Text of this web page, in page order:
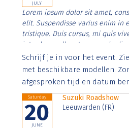
JULY
Lorem ipsum dolor sit amet,
elit. Suspendisse varius enim in
tristique. Duis cursus, mi quis
interdum nulla, ut commodo
Aenean faucibus nibh et justo
imperdiet. Nunc ut sem vitae
Schrijf je in voor het event.
met beschikbare modellen.
afgesproken tijd en datum
Saturday
20
JUNE
Suzuki Roadshow
Leeuwarden (FR)